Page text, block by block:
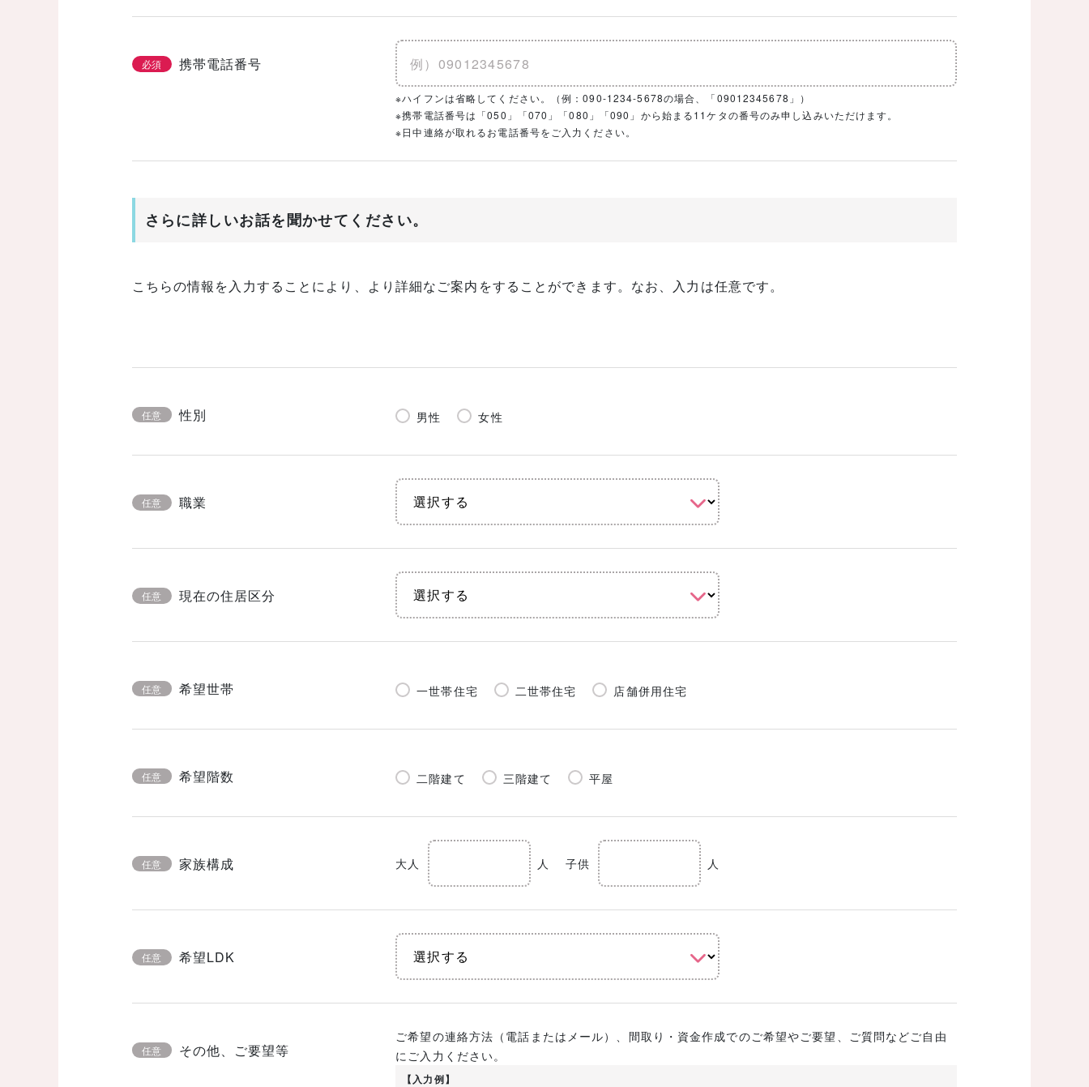
必須 携帯電話番号
※ハイフンは省略してください。（例：090-1234-5678の場合、「09012345678」）
※携帯電話番号は「050」「070」「080」「090」から始まる11ケタの番号のみ申し込みいただけます。
※日中連絡が取れるお電話番号をご入力ください。
さらに詳しいお話を聞かせてください。
こちらの情報を入力することにより、より詳細なご案内をすることができます。なお、入力は任意です。
任意 性別 男性 女性
任意 職業
任意 現在の住居区分
任意 希望世帯 一世帯住宅 二世帯住宅 店舗併用住宅
任意 希望階数 二階建て 三階建て 平屋
任意 家族構成 大人 人 子供 人
任意 希望LDK
任意 その他、ご要望等
ご希望の連絡方法（電話またはメール）、間取り・資金作成でのご希望やご要望、ご質問などご自由
にご入力ください。
【入力例】